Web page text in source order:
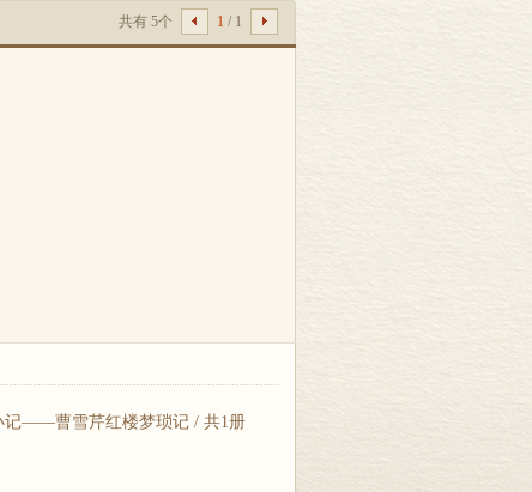
共有 5个 1 / 1
记——曹雪芹红楼梦琐记 / 共1册